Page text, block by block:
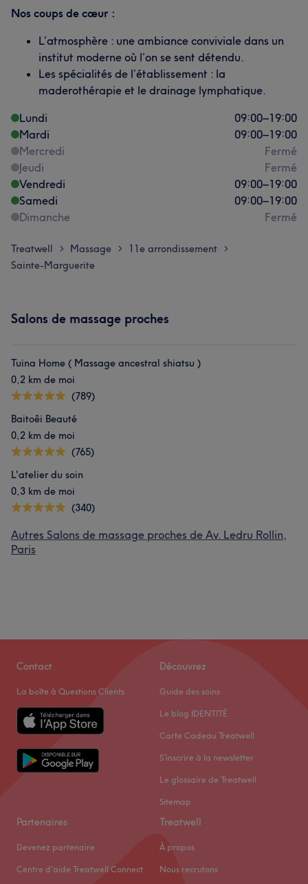
Nos coups de cœur :
L’atmosphère : une ambiance conviviale dans un
institut moderne où l’on se sent détendu.
Les spécialités de l’établissement : la
maderothérapie et le drainage lymphatique.
Lundi
09:00–19:00
Mardi
09:00–19:00
Mercredi
Fermé
Jeudi
Fermé
Vendredi
09:00–19:00
Samedi
09:00–19:00
Dimanche
Fermé
Treatwell > Massage > 11e arrondissement >
Sainte-Marguerite
Salons de massage proches
Tuina Home ( Massage ancestral shiatsu )
0,2 km de moi
(789)
Baitoêi Beauté
0,2 km de moi
(765)
L'atelier du soin
0,3 km de moi
(340)
Autres Salons de massage proches de Av. Ledru Rollin,
Paris
Contact
La boîte à Questions Clients
Découvrez
Guide des soins
Le blog IDENTITÉ
Carte Cadeau Treatwell
S'inscrire à la newsletter
Le glossaire de Treatwell
Sitemap
Partenaires
Devenez partenaire
Centre d'aide Treatwell Connect
Treatwell
À propos
Nous recrutons